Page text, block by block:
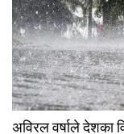
अविरल वर्षाले देशका